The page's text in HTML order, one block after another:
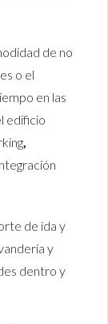
de no
o el
en las
edificio
,
de ida y
y
dentro y